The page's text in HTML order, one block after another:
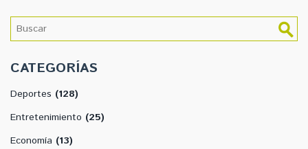
CATEGORÍAS
Deportes (128)
Entretenimiento (25)
Economía (13)